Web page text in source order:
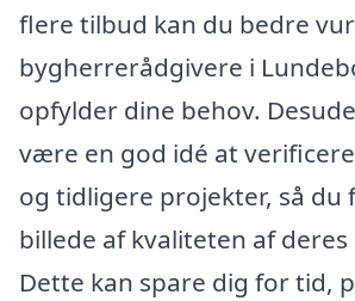
flere tilbud kan du bedre
bygherrerådgivere i
opfylder dine behov.
være en god idé at
og tidligere projekter, så du
billede af kvaliteten af deres
Dette kan spare dig for tid,